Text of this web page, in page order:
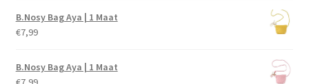
B.Nosy Bag Aya | 1 Maat
€7,99
B.Nosy Bag Aya | 1 Maat